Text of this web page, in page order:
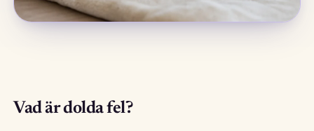
Vad är dolda fel?